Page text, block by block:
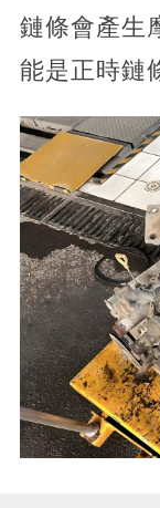
鏈條會產生
能是正時鏈